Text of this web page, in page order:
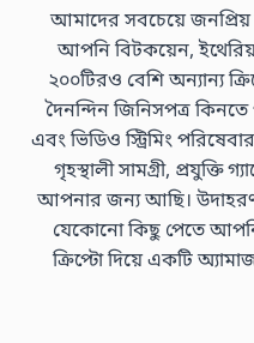
আমাদের সবচেয়ে জনপ্রিয়
আপনি বিটকয়েন,
২০০টিরও বেশি অন্যান্য
দৈনন্দিন জিনিসপত্র
এবং ভিডিও স্ট্রিমিং
গৃহস্থালী সামগ্রী,
আপনার জন্য আছি।
যেকোনো কিছু পেতে
ক্রিপ্টো দিয়ে একটি